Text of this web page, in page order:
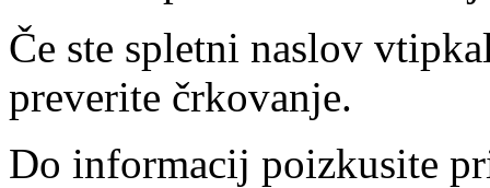
Če ste spletni naslov
preverite črkovanje.
Do informacij poizkusite